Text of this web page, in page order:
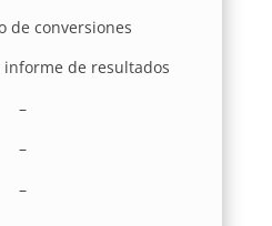
de conversiones
de resultados
–
–
–